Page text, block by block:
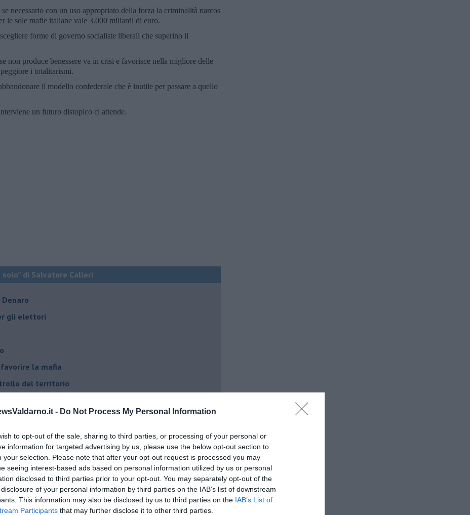
- Do Not Process My Personal Information
to opt-out of the sale, sharing to third parties, or processing of your personal or
information for targeted advertising by us, please use the below opt-out section to
your selection. Please note that after your opt-out request is processed you may
seeing interest-based ads based on personal information utilized by us or personal
disclosed to third parties prior to your opt-out. You may separately opt-out of the
of your personal information by third parties on the IAB’s list of downstream
This information may also be disclosed by us to third parties on the IAB’s List of
Participants that may further disclose it to other third parties.
necessario con un uso appropriato della forza la criminalità narcos
le sole mafie italiane vale 3.000 miliardi di euro.
forme di governo socialiste liberali che superino il
non produce benessere va in crisi e favorisce nella migliore delle
i totalitarismi.
il modello confederale che è inutile per passare a quello
un futuro distopico ci attende.
di Salvatore Calleri
gli elettori
la mafia
del territorio
Red Alert